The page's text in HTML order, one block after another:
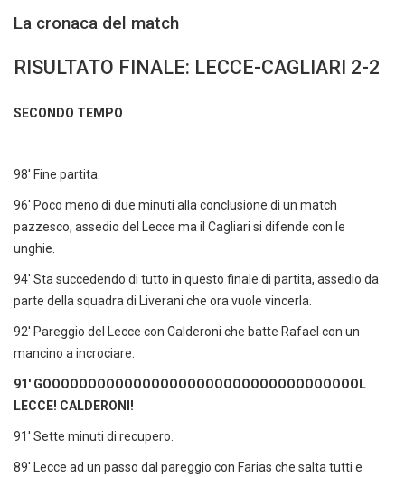
La cronaca del match
RISULTATO FINALE: LECCE-CAGLIARI 2-2
SECONDO TEMPO
98' Fine partita.
96' Poco meno di due minuti alla conclusione di un match
pazzesco, assedio del Lecce ma il Cagliari si difende con le
unghie.
94' Sta succedendo di tutto in questo finale di partita, assedio da
parte della squadra di Liverani che ora vuole vincerla.
92' Pareggio del Lecce con Calderoni che batte Rafael con un
mancino a incrociare.
91' GOOOOOOOOOOOOOOOOOOOOOOOOOOOOOOOOOOOL
LECCE! CALDERONI!
91' Sette minuti di recupero.
89' Lecce ad un passo dal pareggio con Farias che salta tutti e